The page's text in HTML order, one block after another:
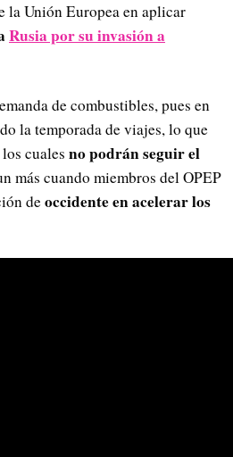
la Unión Europea en aplicar
Rusia por su invasión a
de combustibles, pues en
la temporada de viajes, lo que
cuales no podrán seguir el
más cuando miembros del OPEP
deoccidente en acelerar los